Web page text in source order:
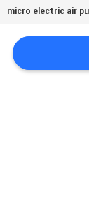
micro electric air